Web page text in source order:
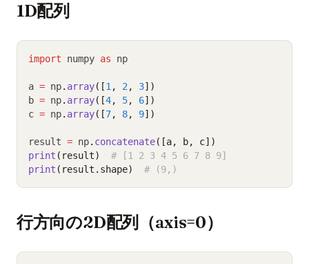
1D配列
import numpy as np
a = np. array([1 , 2 , 3])
b = np. array([4, 5, 6])
c = np. array([7, 8, 9])
result = np. concatenate([a, b, c])
print (result)
# [1 2 3 4 5 6 7 8 9]
print (result.shape) # (9,)
行方向の2D配列（axis=0）